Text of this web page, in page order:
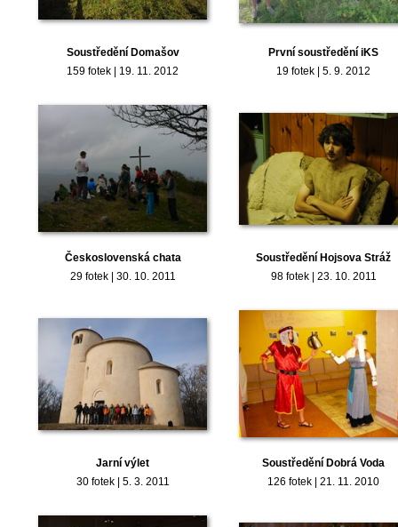
Soustředění Domašov
159 fotek | 19. 11. 2012
První soustředění iKS
19 fotek | 5. 9. 2012
Československá chata
29 fotek | 30. 10. 2011
Soustředění Hojsova Stráž
98 fotek | 23. 10. 2011
Jarní výlet
30 fotek | 5. 3. 2011
Soustředění Dobrá Voda
126 fotek | 21. 11. 2010